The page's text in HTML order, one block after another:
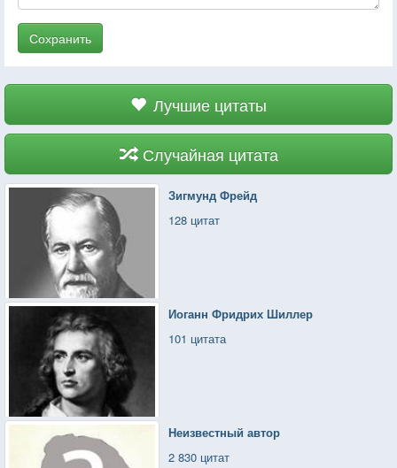
Сохранить
Лучшие цитаты
Случайная цитата
Зигмунд Фрейд
128 цитат
Иоганн Фридрих Шиллер
101 цитата
Неизвестный автор
2 830 цитат